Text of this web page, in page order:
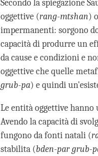
Secondo la spiegazione
oggettive (rang-mtshan)
impermanenti: sorgono
capacità di produrre un
da cause e condizioni e
oggettive che quelle
grub-pa) e quindi
Le entità oggettive
Avendo la capacità di
fungono da fonti natali (
stabilita (bden-par grub-